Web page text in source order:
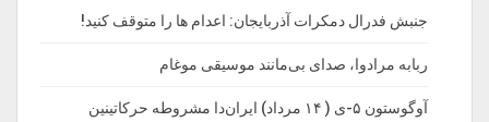
جنبش فدرال دمکرات آذربایجان: اعدام ها را‌ متوقف‌ کنید!
ربابه مرادوا، صدای بی‌مانند موسیقی موغام
آوگوستون ۵-ی ( ۱۴ مرداد) ایران‌دا مشروطه حرکاتینین